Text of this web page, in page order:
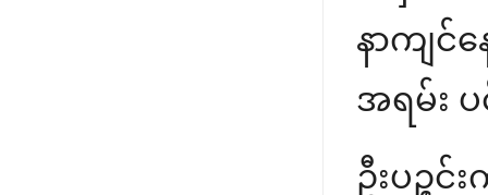
နာကျ
အရမ်း ပ
ဦးပဉ္ဇ